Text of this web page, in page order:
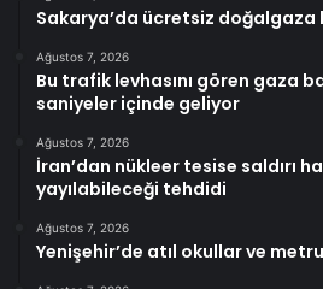
Sakarya’da ücretsiz
Ağustos 7, 2026
Bu trafik levhasını gören gaza
saniyeler içinde geliyor
Ağustos 7, 2026
İran’dan nükleer tesise saldırı
yayılabileceği tehdidi
Ağustos 7, 2026
Yenişehir’de atıl okullar ve